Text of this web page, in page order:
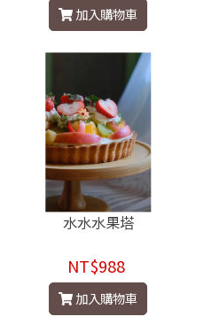
加入購物車
水水水果塔
NT$988
加入購物車